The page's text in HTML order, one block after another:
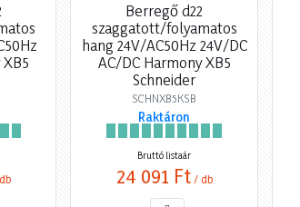
Berregő d22
szaggatott/folyamatos
hang 24V/AC50Hz 24V/DC
AC/DC Harmony XB5
Schneider
SCHNXB5KSB
Raktáron
Bruttó listaár
24 091 Ft / db